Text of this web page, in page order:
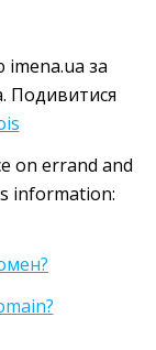
imena.ua за
Подивитися
on errand and
information: